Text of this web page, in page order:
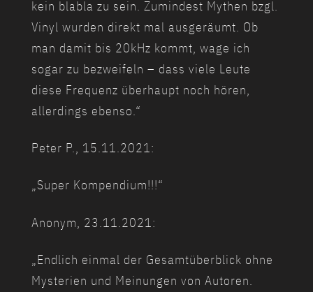
kein blabla zu sein. Zumindest Mythen bzgl.
Vinyl wurden direkt mal ausgeräumt. Ob
man damit bis 20kHz kommt, wage ich
sogar zu bezweifeln – dass viele Leute
diese Frequenz überhaupt noch hören,
allerdings ebenso.“
Peter P., 15.11.2021:
„Super Kompendium!!!“
Anonym, 23.11.2021:
„Endlich einmal der Gesamtüberblick ohne
Mysterien und Meinungen von Autoren.